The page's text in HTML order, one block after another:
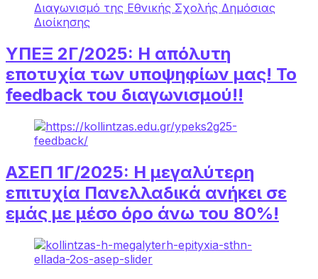
ΥΠΕΞ 2Γ/2025: Η απόλυτη
εποτυχία των υποψηφίων μας! Το
feedback του διαγωνισμού!!
ΑΣΕΠ 1Γ/2025: Η μεγαλύτερη
επιτυχία Πανελλαδικά ανήκει σε
εμάς με μέσο όρο άνω του 80%!